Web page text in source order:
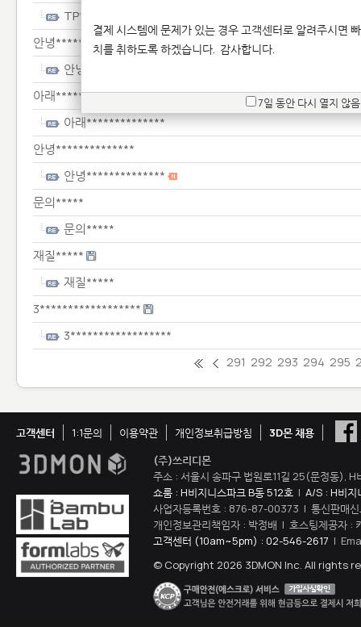
TP**********
안녕*******************************
안녕*******************************
아래**************
아래**************
안녕**************
안녕**************
문의*****
문의*****
재질*****
재질*****
3******************
3******************
291 292 293 294 295
고객센터 1:1문의 이용약관 개인정보취급방침
3D몬 채용
(주)쓰리디몬
주소 : 서울시 송파구 법원로11길 25(문정동),
쇼룸 : H비지니스파크 B동 512호 | A/S : H비지
사업자등록번호 : 876-87-00373 | 통신판매
개인정보관리책임자 : 박정배 | 호스팅제공자 :
고객센터 (10am~5pm) : 02-546-2617 |
© Copyright 2026 3DMON Inc. All rights
결제 시스템에 문제가 있는 경우 고객센터로 알려주시면
치를 취하도록 하겠습니다. 감사합니다.
7일 동안 다시 열지 않음